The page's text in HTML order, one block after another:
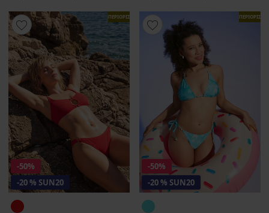
ΠΕΡΙΟΡΙΣΜΕΝΑ
-50%
-20 % SUN20
-50%
-20 % SUN20